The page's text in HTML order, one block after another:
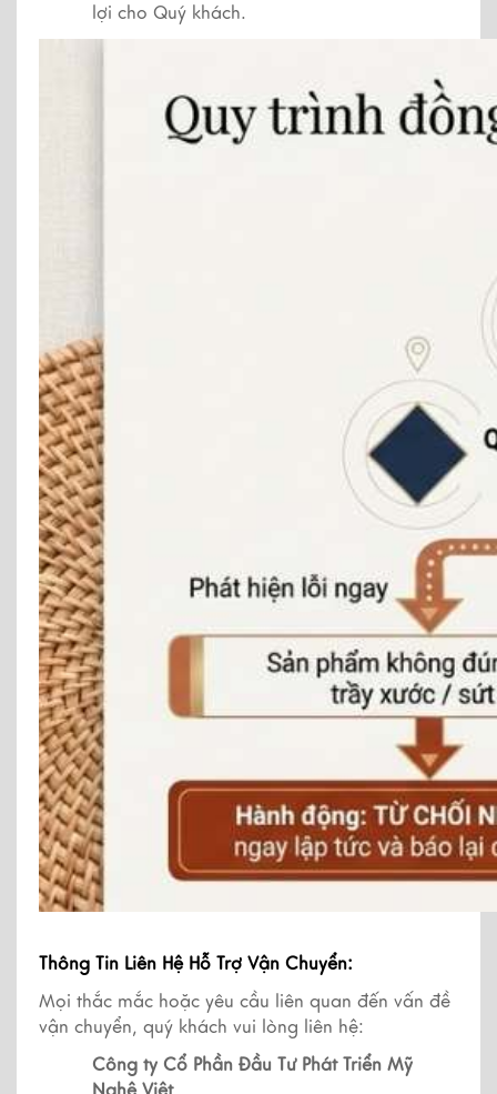
lợi cho Quý khách.
Thông Tin Liên Hệ Hỗ Trợ Vận Chuyển:
Mọi thắc mắc hoặc yêu cầu liên quan đến vấn đề
vận chuyển, quý khách vui lòng liên hệ:
Công ty Cổ Phần Đầu Tư Phát Triển Mỹ